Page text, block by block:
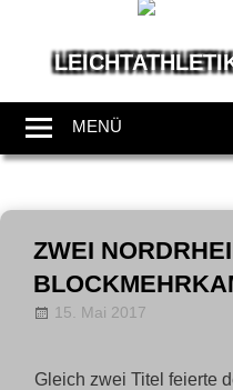
leben
Leichtathletik
MENÜ
Zum
InhaltZWEI
15. Mai 2017
Gleich zwei Titel feierte